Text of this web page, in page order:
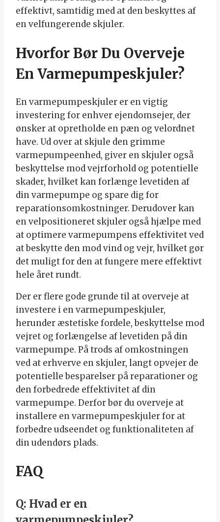
effektivt, samtidig med at den beskyttes af
en velfungerende skjuler.
Hvorfor Bør Du Overveje
En Varmepumpeskjuler?
En varmepumpeskjuler er en vigtig
investering for enhver ejendomsejer, der
ønsker at opretholde en pæn og velordnet
have. Ud over at skjule den grimme
varmepumpeenhed, giver en skjuler også
beskyttelse mod vejrforhold og potentielle
skader, hvilket kan forlænge levetiden af
din varmepumpe og spare dig for
reparationsomkostninger. Derudover kan
en velpositioneret skjuler også hjælpe med
at optimere varmepumpens effektivitet ved
at beskytte den mod vind og vejr, hvilket gør
det muligt for den at fungere mere effektivt
hele året rundt.
Der er flere gode grunde til at overveje at
investere i en varmepumpeskjuler,
herunder æstetiske fordele, beskyttelse mod
vejret og forlængelse af levetiden på din
varmepumpe. På trods af omkostningen
ved at erhverve en skjuler, langt opvejer de
potentielle besparelser på reparationer og
den forbedrede effektivitet af din
varmepumpe. Derfor bør du overveje at
installere en varmepumpeskjuler for at
forbedre udseendet og funktionaliteten af
din udendørs plads.
FAQ
Q: Hvad er en